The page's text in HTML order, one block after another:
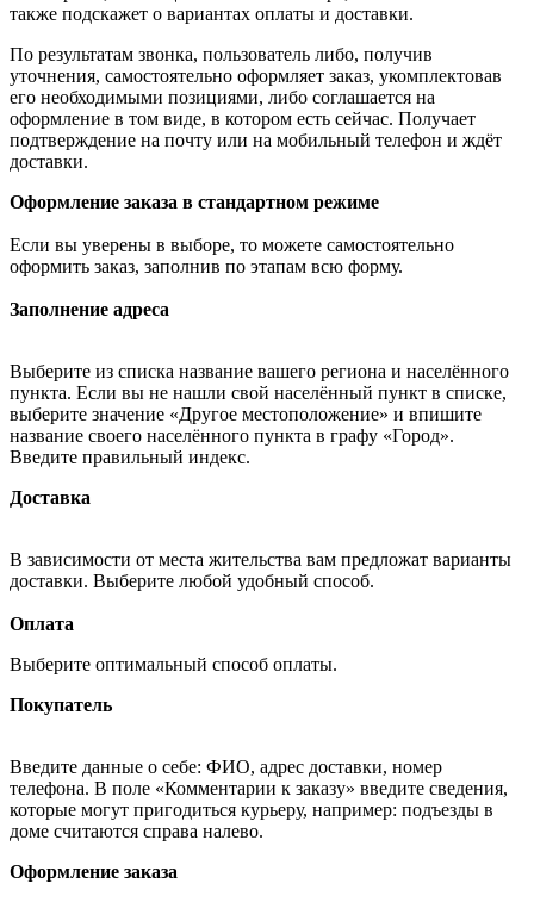
также подскажет о вариантах оплаты и доставки.
По результатам звонка, пользователь либо, получив
уточнения, самостоятельно оформляет заказ, укомплектовав
его необходимыми позициями, либо соглашается на
оформление в том виде, в котором есть сейчас. Получает
подтверждение на почту или на мобильный телефон и ждёт
доставки.
Оформление заказа в стандартном режиме
Если вы уверены в выборе, то можете самостоятельно
оформить заказ, заполнив по этапам всю форму.
Заполнение адреса
Выберите из списка название вашего региона и населённого
пункта. Если вы не нашли свой населённый пункт в списке,
выберите значение «Другое местоположение» и впишите
название своего населённого пункта в графу «Город».
Введите правильный индекс.
Доставка
В зависимости от места жительства вам предложат варианты
доставки. Выберите любой удобный способ.
Оплата
Выберите оптимальный способ оплаты.
Покупатель
Введите данные о себе: ФИО, адрес доставки, номер
телефона. В поле «Комментарии к заказу» введите сведения,
которые могут пригодиться курьеру, например: подъезды в
доме считаются справа налево.
Оформление заказа